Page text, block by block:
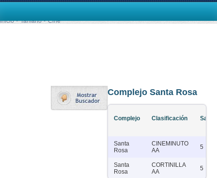
Inicio Tarifario Cine
Complejo Santa Rosa
Complejo Clasificación Salas
Santa
Rosa
CINEMINUTO
AA
5
Santa
Rosa
CORTINILLA
AA
5